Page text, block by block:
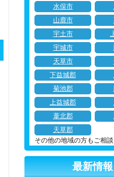
水俣市
山鹿市
宇土市
宇城市
天草市
下益城郡
菊池郡
上益城郡
葦北郡
天草郡
その他の地域の方もご相談
最新情報